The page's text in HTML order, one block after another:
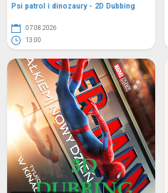
Psi patrol i dinozaury - 2D Dubbing
07.08.2026
13:00